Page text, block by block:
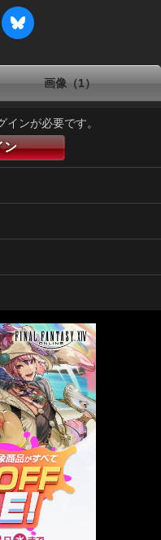
画像（1）
ンが必要です。
ン